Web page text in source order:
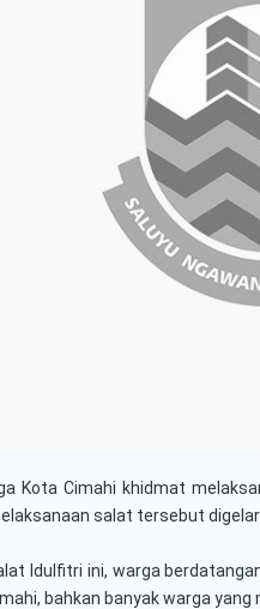
Kota Cimahi khidmat
salat tersebut
Idulfitri ini, warga
bahkan banyak warga